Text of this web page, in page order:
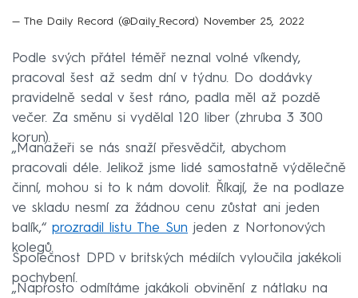
— The Daily Record (@Daily_Record) November 25, 2022
Podle svých přátel téměř neznal volné víkendy,
pracoval šest až sedm dní v týdnu. Do dodávky
pravidelně sedal v šest ráno, padla měl až pozdě
večer. Za směnu si vydělal 120 liber (zhruba 3 300
korun).
„Manažeři se nás snaží přesvědčit, abychom
pracovali déle. Jelikož jsme lidé samostatně výdělečně
činní, mohou si to k nám dovolit. Říkají, že na podlaze
ve skladu nesmí za žádnou cenu zůstat ani jeden
balík,“ prozradil listu The Sun jeden z Nortonových
kolegů.
Společnost DPD v britských médiích vyloučila jakékoli
pochybení.
„Naprosto odmítáme jakákoli obvinění z nátlaku na